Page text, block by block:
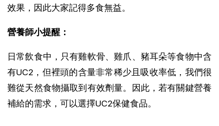
效果，因此大家記得多食無益。
營養師小提醒：
日常飲食中，只有雞軟骨、雞爪、豬耳朵等食物中含
有UC2，但裡頭的含量非常稀少且吸收率低，我們很
難從天然食物攝取到有效劑量。因此，若有關鍵營養
補給的需求，可以選擇UC2保健食品。